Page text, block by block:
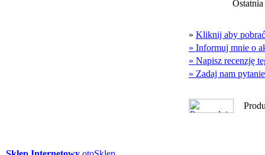
» Kliknij aby
» Informuj mnie o
» Napisz recenzję
» Zadaj nam